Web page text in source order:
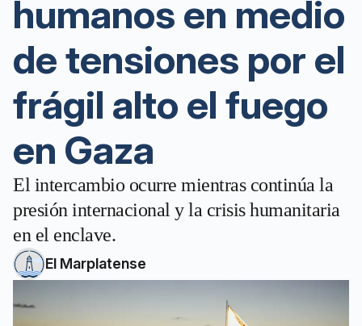
humanos en medio
de tensiones por el
frágil alto el fuego
en Gaza
El intercambio ocurre mientras continúa la
presión internacional y la crisis humanitaria
en el enclave.
El Marplatense